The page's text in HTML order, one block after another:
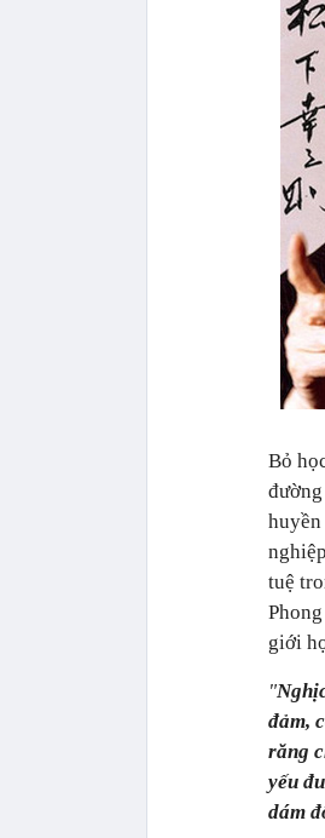
Bỏ
tuệ
giới
"
đảm,
răng
yếu
dám